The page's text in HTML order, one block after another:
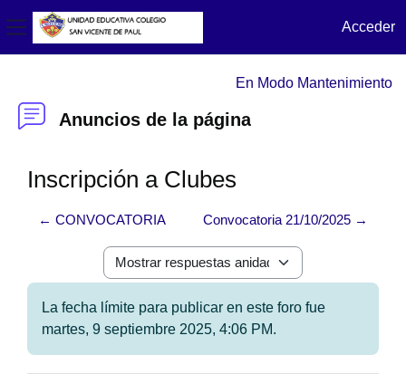
Panel lateral
Acceder
En Modo Mantenimiento
Anuncios de la página
Inscripción a Clubes
← CONVOCATORIA Convocatoria 21/10/2025 →
Mostrar modo
La fecha límite para publicar en este foro fue
martes, 9 septiembre 2025, 4:06 PM.